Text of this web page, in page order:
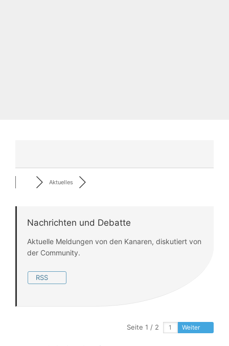
Aktuelles
Nachrichten und Debatte
Aktuelle Meldungen von den Kanaren, diskutiert von
der Community.
RSS
Seite 1 / 2 Weiter